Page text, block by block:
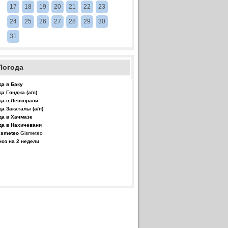
17 18 19 20 21 22 23
24 25 26 27 28 29 30
31
в Баку
Гянджа (а/п)
в Ленкорани
Закаталы (а/п)
в Хачмазе
в Нахичевани
Gismeteo
на 2 недели